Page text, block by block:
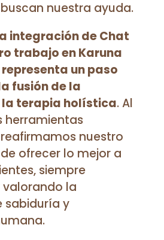
nuestra ayuda.
integración de Chat
trabajo en Karuna
un paso
fusión de la
terapia holística. Al
herramientas
nuestro
ofrecer lo mejor a
siempre
la
sabiduría y